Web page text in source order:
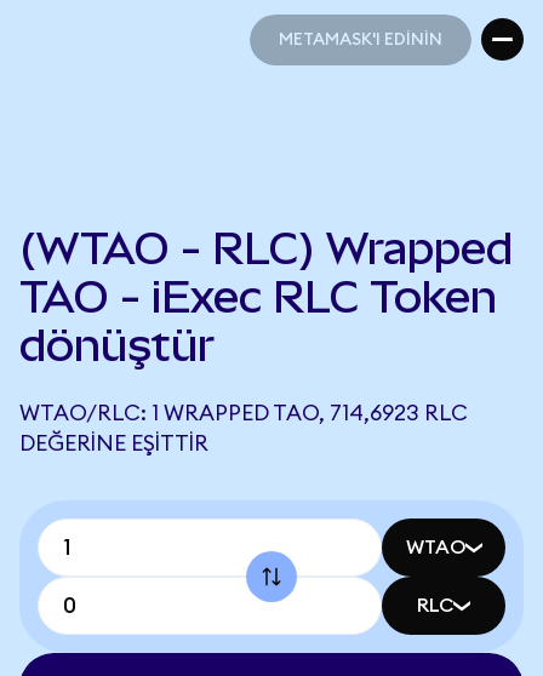
METAMASK'I EDİNİN
(WTAO - RLC) Wrapped
TAO - iExec RLC Token
dönüştür
WTAO/RLC: 1 WRAPPED TAO, 714,6923 RLC
DEĞERINE EŞITTIR
WTAO
RLC